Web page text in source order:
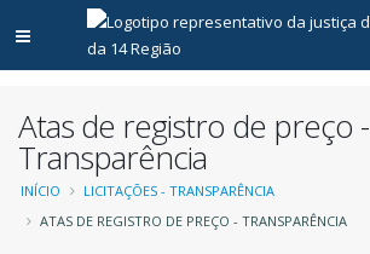
Abrir menu principal
Atas de registro de preço -
Transparência
Trilha
INÍCIO
LICITAÇÕES - TRANSPARÊNCIA
ATAS DE REGISTRO DE PREÇO - TRANSPARÊNCIA